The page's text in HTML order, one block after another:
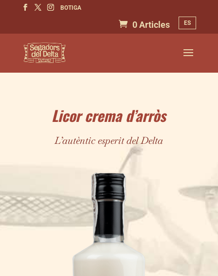
BOTIGA
ES
0 Articles
Licor crema d’arròs
L’autèntic esperit del Delta